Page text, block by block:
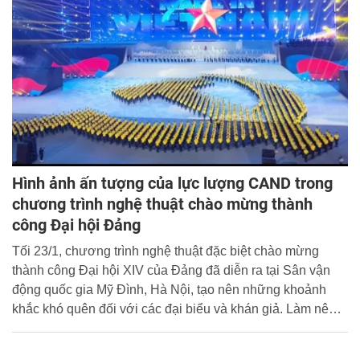
Hình ảnh ấn tượng của lực lượng CAND trong
chương trình nghệ thuật chào mừng thành
công Đại hội Đảng
Tối 23/1, chương trình nghệ thuật đặc biệt chào mừng
thành công Đại hội XIV của Đảng đã diễn ra tại Sân vận
động quốc gia Mỹ Đình, Hà Nội, tạo nên những khoảnh
khắc khó quên đối với các đại biểu và khán giả. Làm nên